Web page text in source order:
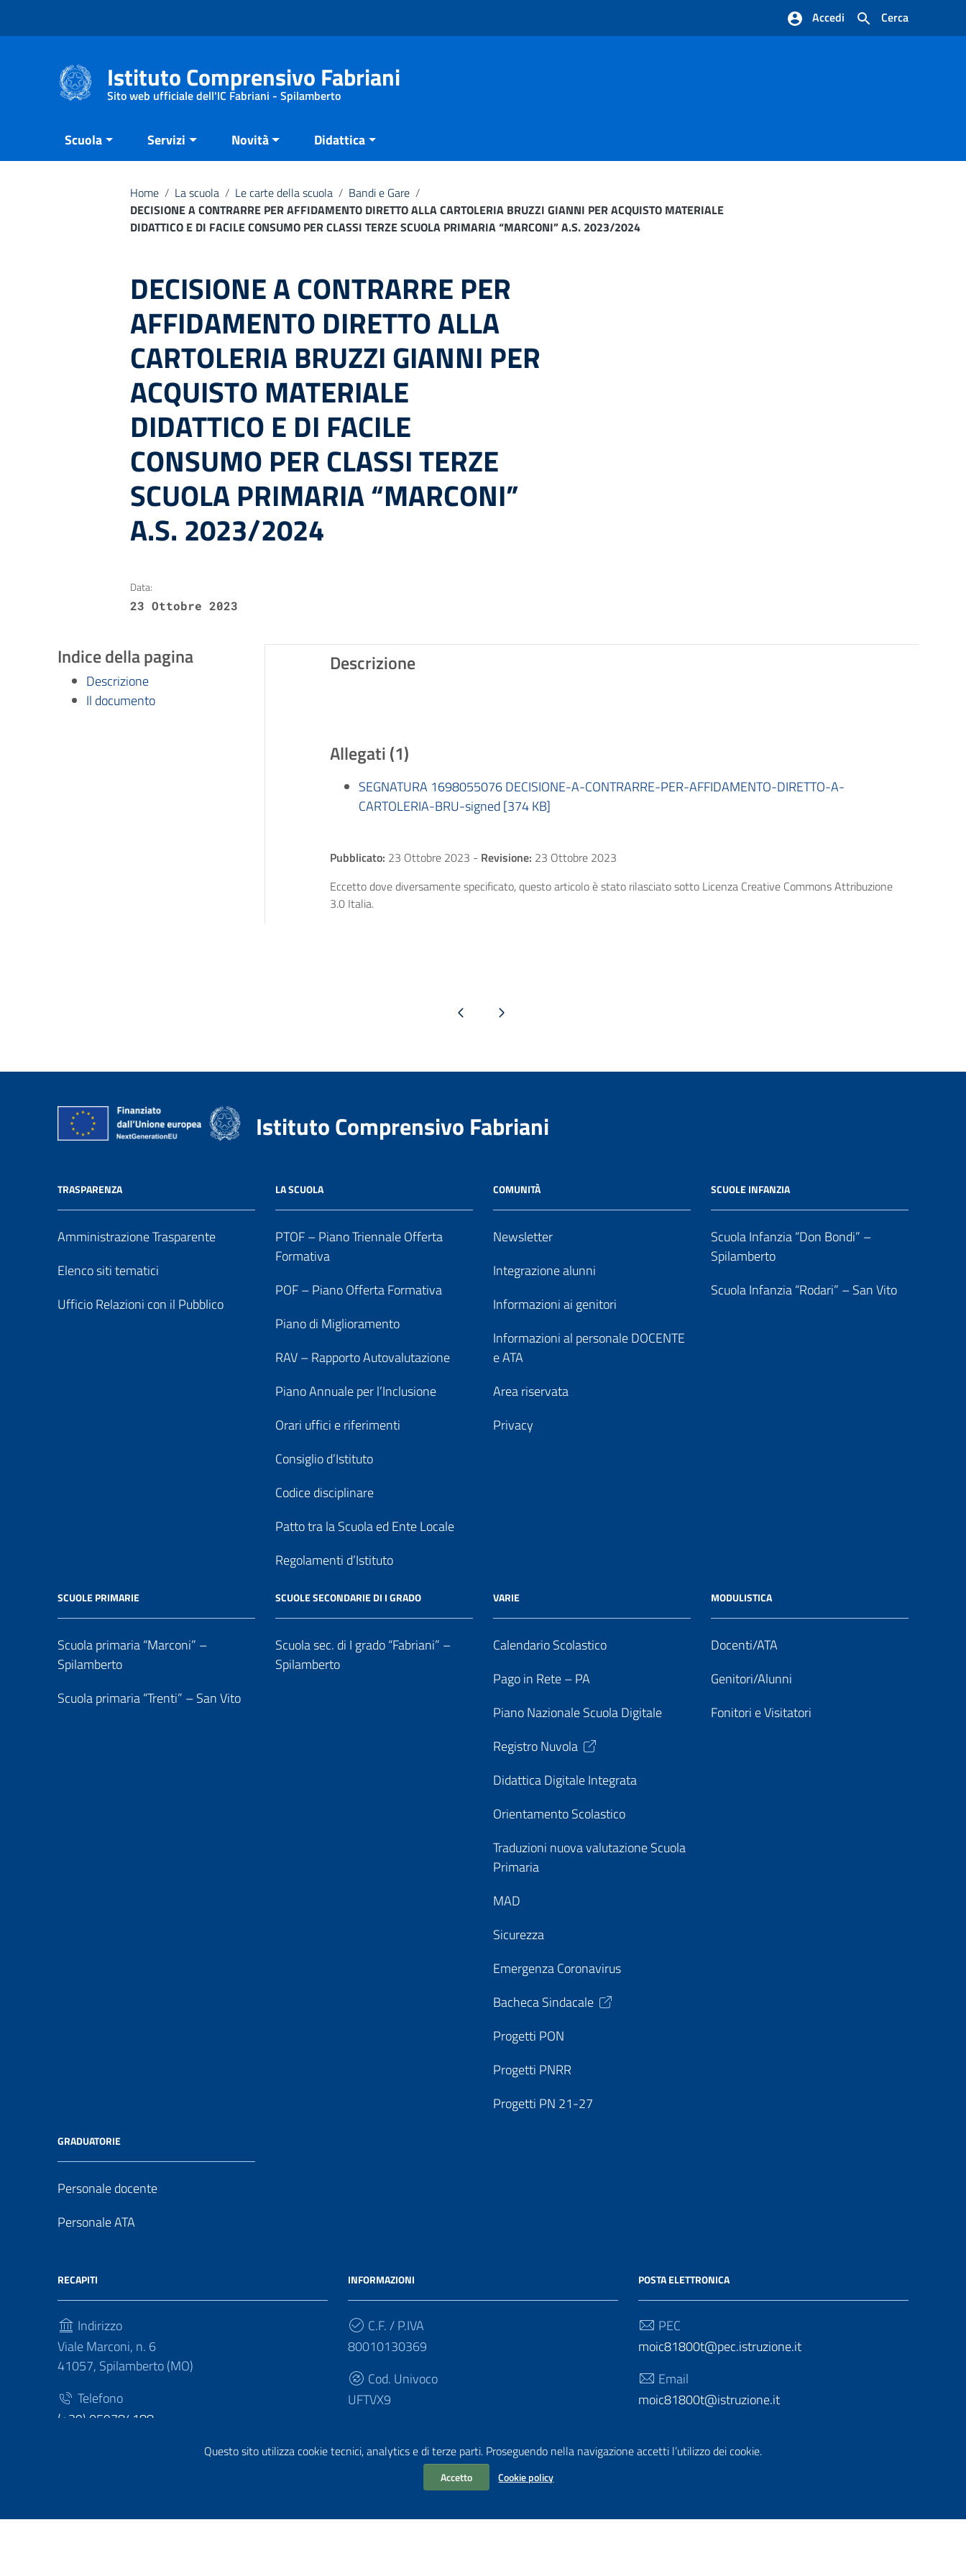
Questo sito utilizza cookie tecnici, analytics e di terze parti. Proseguendo nella navigazione accetti l’utilizzo dei cookie.
Accetto Cookie policy
Cerca
Accedi
Istituto Comprensivo Fabriani
Sito web ufficiale dell'IC Fabriani - Spilamberto
Scuola Servizi Novità Didattica
Home / La scuola / Le carte della scuola / Bandi e Gare /
DECISIONE A CONTRARRE PER AFFIDAMENTO DIRETTO ALLA CARTOLERIA BRUZZI GIANNI PER ACQUISTO MATERIALE
DIDATTICO E DI FACILE CONSUMO PER CLASSI TERZE SCUOLA PRIMARIA “MARCONI” A.S. 2023/2024
DECISIONE A CONTRARRE PER
AFFIDAMENTO DIRETTO ALLA
CARTOLERIA BRUZZI GIANNI PER
ACQUISTO MATERIALE
DIDATTICO E DI FACILE
CONSUMO PER CLASSI TERZE
SCUOLA PRIMARIA “MARCONI”
A.S. 2023/2024
Data:
23 Ottobre 2023
Indice della pagina
Descrizione
Il documento
Descrizione
Allegati (1)
SEGNATURA 1698055076 DECISIONE-A-CONTRARRE-PER-AFFIDAMENTO-DIRETTO-A-
CARTOLERIA-BRU-signed [374 KB]
Pubblicato: 23 Ottobre 2023 - Revisione: 23 Ottobre 2023
Eccetto dove diversamente specificato, questo articolo è stato rilasciato sotto Licenza Creative Commons Attribuzione
3.0 Italia.
Pagina precedentePagina successiva
Istituto Comprensivo Fabriani
TRASPARENZA
Amministrazione Trasparente
Elenco siti tematici
Ufficio Relazioni con il Pubblico
LA SCUOLA
PTOF – Piano Triennale Offerta
Formativa
POF – Piano Offerta Formativa
Piano di Miglioramento
RAV – Rapporto Autovalutazione
Piano Annuale per l’Inclusione
Orari uffici e riferimenti
Consiglio d’Istituto
Codice disciplinare
Patto tra la Scuola ed Ente Locale
Regolamenti d’Istituto
COMUNITÀ
Newsletter
Integrazione alunni
Informazioni ai genitori
Informazioni al personale DOCENTE
e ATA
Area riservata
Privacy
SCUOLE INFANZIA
Scuola Infanzia “Don Bondi” –
Spilamberto
Scuola Infanzia “Rodari” – San Vito
SCUOLE PRIMARIE
Scuola primaria “Marconi” –
Spilamberto
Scuola primaria “Trenti” – San Vito
SCUOLE SECONDARIE DI I GRADO
Scuola sec. di I grado “Fabriani” –
Spilamberto
VARIE
Calendario Scolastico
Pago in Rete – PA
Piano Nazionale Scuola Digitale
Registro Nuvola
Didattica Digitale Integrata
Orientamento Scolastico
Traduzioni nuova valutazione Scuola
Primaria
MAD
Sicurezza
Emergenza Coronavirus
Bacheca Sindacale
Progetti PON
Progetti PNRR
Progetti PN 21-27
MODULISTICA
Docenti/ATA
Genitori/Alunni
Fonitori e Visitatori
GRADUATORIE
Personale docente
Personale ATA
RECAPITI
Indirizzo
Viale Marconi, n. 6
41057, Spilamberto (MO)
Telefono
(+39) 059784188
INFORMAZIONI
C.F. / P.IVA
80010130369
Cod. Univoco
UFTVX9
POSTA ELETTRONICA
PEC
moic81800t@pec.istruzione.it
Email
moic81800t@istruzione.it